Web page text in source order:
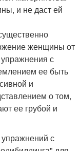
и не даст ей
женщины от
с
ее быть
и
о том,
ее грубой и
упражнений с